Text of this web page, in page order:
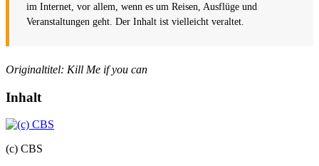
im Internet, vor allem, wenn es um Reisen, Ausflüge und
Veranstaltungen geht. Der Inhalt ist vielleicht veraltet.
Originaltitel: Kill Me if you can
Inhalt
(c) CBS